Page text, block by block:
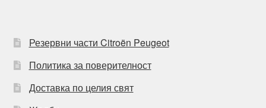
Резервни части Citroën Peugeot
Политика за поверителност
Доставка по целия свят